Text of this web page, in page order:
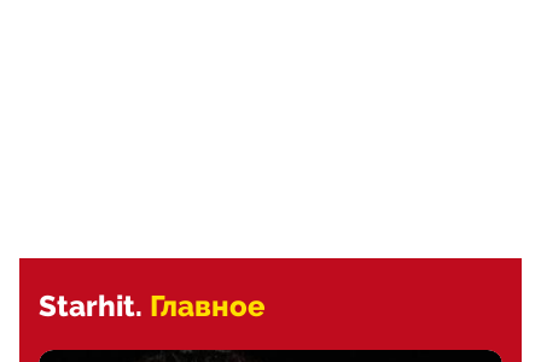
Starhit. Главное